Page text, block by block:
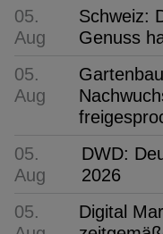
05.
Aug
Schweiz:
Genuss
05.
Aug
05.
Aug
DWD:
2026
05.
Digital